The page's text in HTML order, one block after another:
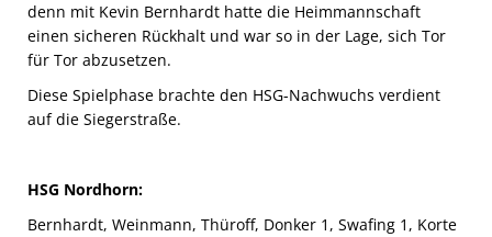
denn mit Kevin Bernhardt hatte die Heimmannschaft
einen sicheren Rückhalt und war so in der Lage, sich Tor
für Tor abzusetzen.
Diese Spielphase brachte den HSG-Nachwuchs verdient
auf die Siegerstraße.
HSG Nordhorn:
Bernhardt, Weinmann, Thüroff, Donker 1, Swafing 1, Korte